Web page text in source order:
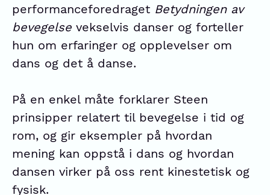
performanceforedraget Betydningen av
bevegelse vekselvis danser og forteller
hun om erfaringer og opplevelser om
dans og det å danse.
På en enkel måte forklarer Steen
prinsipper relatert til bevegelse i tid og
rom, og gir eksempler på hvordan
mening kan oppstå i dans og hvordan
dansen virker på oss rent kinestetisk og
fysisk.